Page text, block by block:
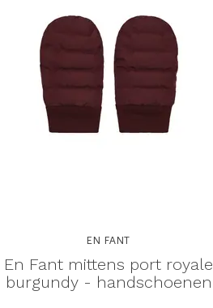
EN FANT
En Fant mittens port royale
burgundy - handschoenen